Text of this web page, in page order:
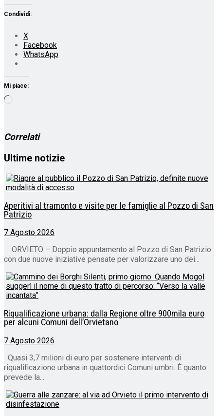
Condividi:
X
Facebook
WhatsApp
Mi piace:
Correlati
Ultime notizie
Aperitivi al tramonto e visite per le famiglie al Pozzo di San
Patrizio
7 Agosto 2026
ORVIETO – Doppio appuntamento al Pozzo di San Patrizio
con due nuove iniziative pensate per valorizzare uno dei...
Riqualificazione urbana: dalla Regione oltre 900mila euro
per alcuni Comuni dell’Orvietano
7 Agosto 2026
Quasi 3,7 milioni di euro per sostenere interventi di
riqualificazione urbana in quattordici Comuni umbri. È quanto
prevede la...